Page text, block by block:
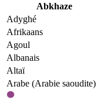
Abkhaze
Adyghé
Afrikaans
Agoul
Albanais
Altaï
Arabe (Arabie saoudite)